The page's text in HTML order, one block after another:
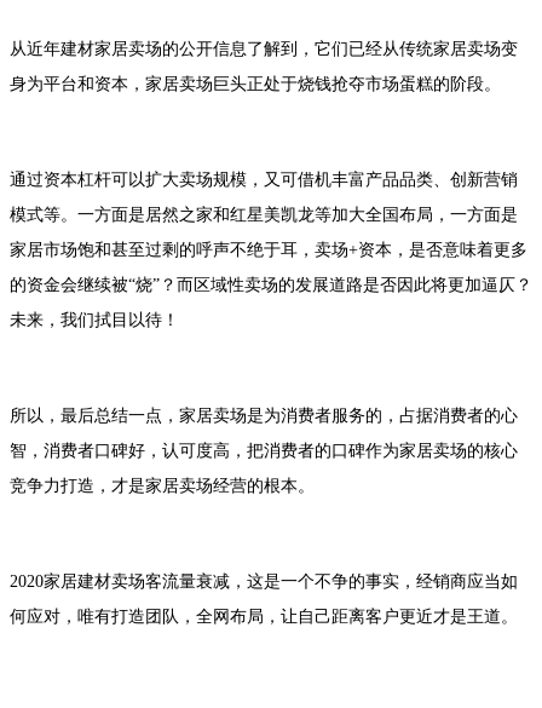
从近年建材家居卖场的公开信息了解到，它们已经从传统家居卖场变
身为平台和资本，家居卖场巨头正处于烧钱抢夺市场蛋糕的阶段。
通过资本杠杆可以扩大卖场规模，又可借机丰富产品品类、创新营销
模式等。一方面是居然之家和红星美凯龙等加大全国布局，一方面是
家居市场饱和甚至过剩的呼声不绝于耳，卖场+资本，是否意味着更多
的资金会继续被“烧”？而区域性卖场的发展道路是否因此将更加逼仄？
未来，我们拭目以待！
所以，最后总结一点，家居卖场是为消费者服务的，占据消费者的心
智，消费者口碑好，认可度高，把消费者的口碑作为家居卖场的核心
竞争力打造，才是家居卖场经营的根本。
2020家居建材卖场客流量衰减，这是一个不争的事实，经销商应当如
何应对，唯有打造团队，全网布局，让自己距离客户更近才是王道。